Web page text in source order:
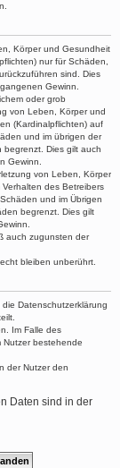
Körper und Gesundheit
nur für Schäden,
sind. Dies
Gewinn.
oder grob
von Leben, Körper und
(Kardinalpflichten) auf
und im übrigen der
begrenzt. Dies gilt auch
Gewinn.
von Leben, Körper
des Betreibers
und im Übrigen
begrenzt. Dies gilt
auch zugunsten der
bleiben unberührt.
Datenschutzerklärung
Im Falle des
Nutzer bestehende
der Nutzer den
Daten sind in der